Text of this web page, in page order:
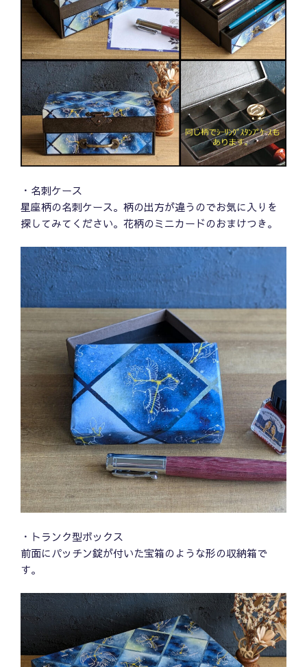
・名刺ケース
星座柄の名刺ケース。柄の出方が違うのでお気に入りを
探してみてください。花柄のミニカードのおまけつき。
・トランク型ボックス
前面にパッチン錠が付いた宝箱のような形の収納箱で
す。